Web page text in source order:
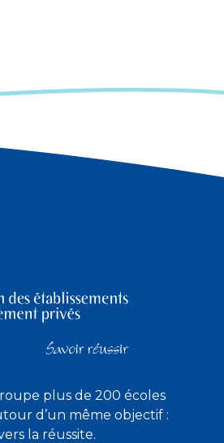
plus de 200 écoles
d’un même objectif :
la réussite.